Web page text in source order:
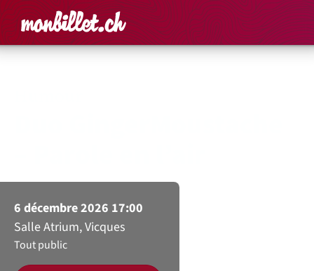
Accueil Rechercher un
Panier
6 décembre 2026 17:00
Salle Atrium, Vicques
Tout public